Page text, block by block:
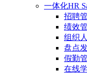
一体化HR
招聘
绩效
组织
盘点
假勤
在线